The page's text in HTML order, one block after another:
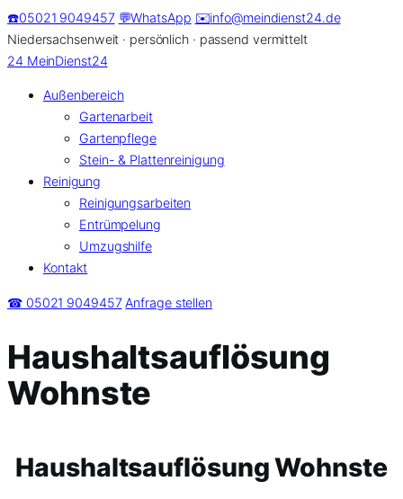
Zum
Inhalt
springen
☎️05021 9049457 💬WhatsApp ✉️info@meindienst24.de
Niedersachsenweit · persönlich · passend vermittelt
24 MeinDienst24
Außenbereich
Gartenarbeit
Gartenpflege
Stein- & Plattenreinigung
Reinigung
Reinigungsarbeiten
Entrümpelung
Umzugshilfe
Kontakt
☎ 05021 9049457 Anfrage stellen
Haushaltsauflösung
Wohnste
Haushaltsauflösung Wohnste